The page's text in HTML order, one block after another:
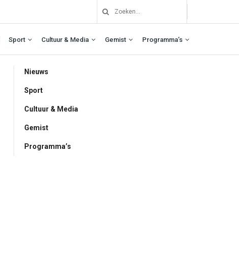
Sport Cultuur & Media Gemist Programma’s
Nieuws
Sport
Cultuur & Media
Gemist
Programma’s